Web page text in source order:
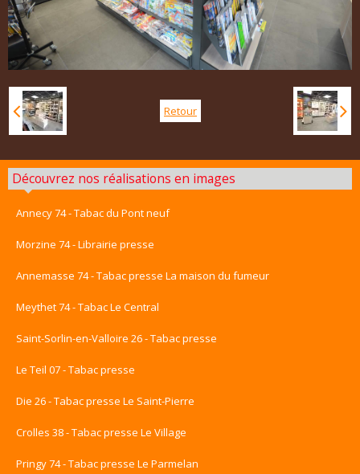
Contact
Retour
Découvrez nos réalisations en images
Annecy 74 - Tabac du Pont neuf
Morzine 74 - Librairie presse
Annemasse 74 - Tabac presse La maison du fumeur
Meythet 74 - Tabac Le Central
Saint-Sorlin-en-Valloire 26 - Tabac presse
Le Teil 07 - Tabac presse
Die 26 - Tabac presse Le Saint-Pierre
Crolles 38 - Tabac presse Le Village
Pringy 74 - Tabac presse Le Parmelan